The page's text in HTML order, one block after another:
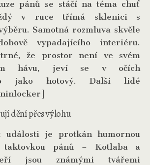
pánů se stáčí na téma chuť
v ruce třímá sklenici s
Samotná rozmluva skvěle
vypadajícího interiéru.
že prostor není ve svém
hávu, jeví se v očích
jako hotový. Další lidé
dění přes výlohu
události je protkán humornou
taktovkou pánů – Kotlaba a
jsou známými tvářemi